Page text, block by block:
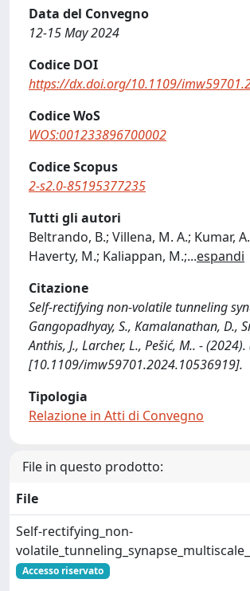
Data del Convegno
12-15 May 2024
Codice DOI
https://dx.doi.org/10.1109/
Codice WoS
WOS:001233896700002
Codice Scopus
2-s2.0-85195377235
Tutti gli autori
Beltrando, B.; Villena, M. A.; Kumar,
Haverty, M.; Kaliappan, M.;...espandi
Citazione
Self-rectifying non-volatile tunneling
Gangopadhyay, S., Kamalanathan, D.,
Anthis, J., Larcher, L., Pešić, M.. -
[10.1109/imw59701.2024.10536919].
Tipologia
Relazione in Atti di Convegno
File in questo prodotto:
File
Self-rectifying_non-
Accesso riservato